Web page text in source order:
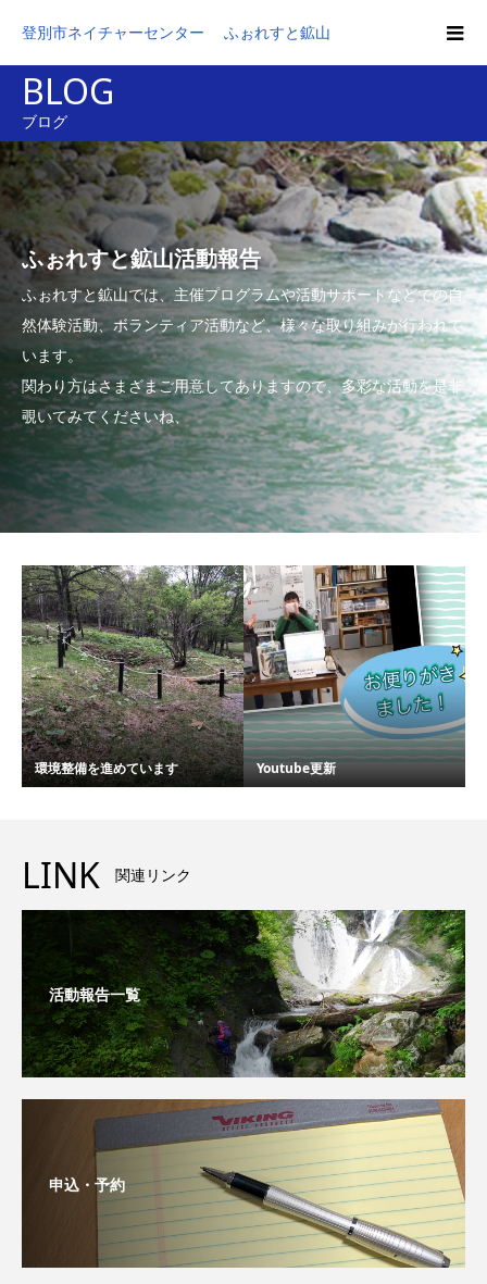
登別市ネイチャーセンター ふぉれすと鉱山
BLOG
ブログ
ふぉれすと鉱山活動報告
ふぉれすと鉱山では、主催プログラムや活動サポートなどでの自
然体験活動、ボランティア活動など、様々な取り組みが行われて
います。
関わり方はさまざまご用意してありますので、多彩な活動を是非
覗いてみてくださいね、
環境整備を進めています Youtube更新
LINK 関連リンク
活動報告一覧
申込・予約